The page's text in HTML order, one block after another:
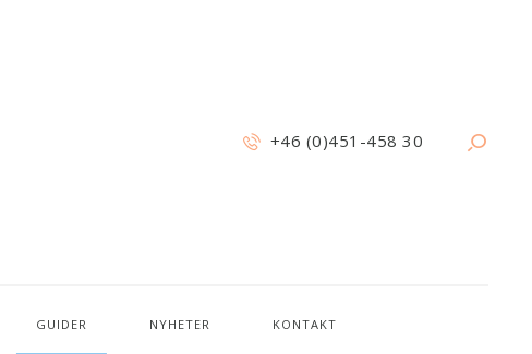
+46 (0)451-458 30
GUIDER NYHETER KONTAKT